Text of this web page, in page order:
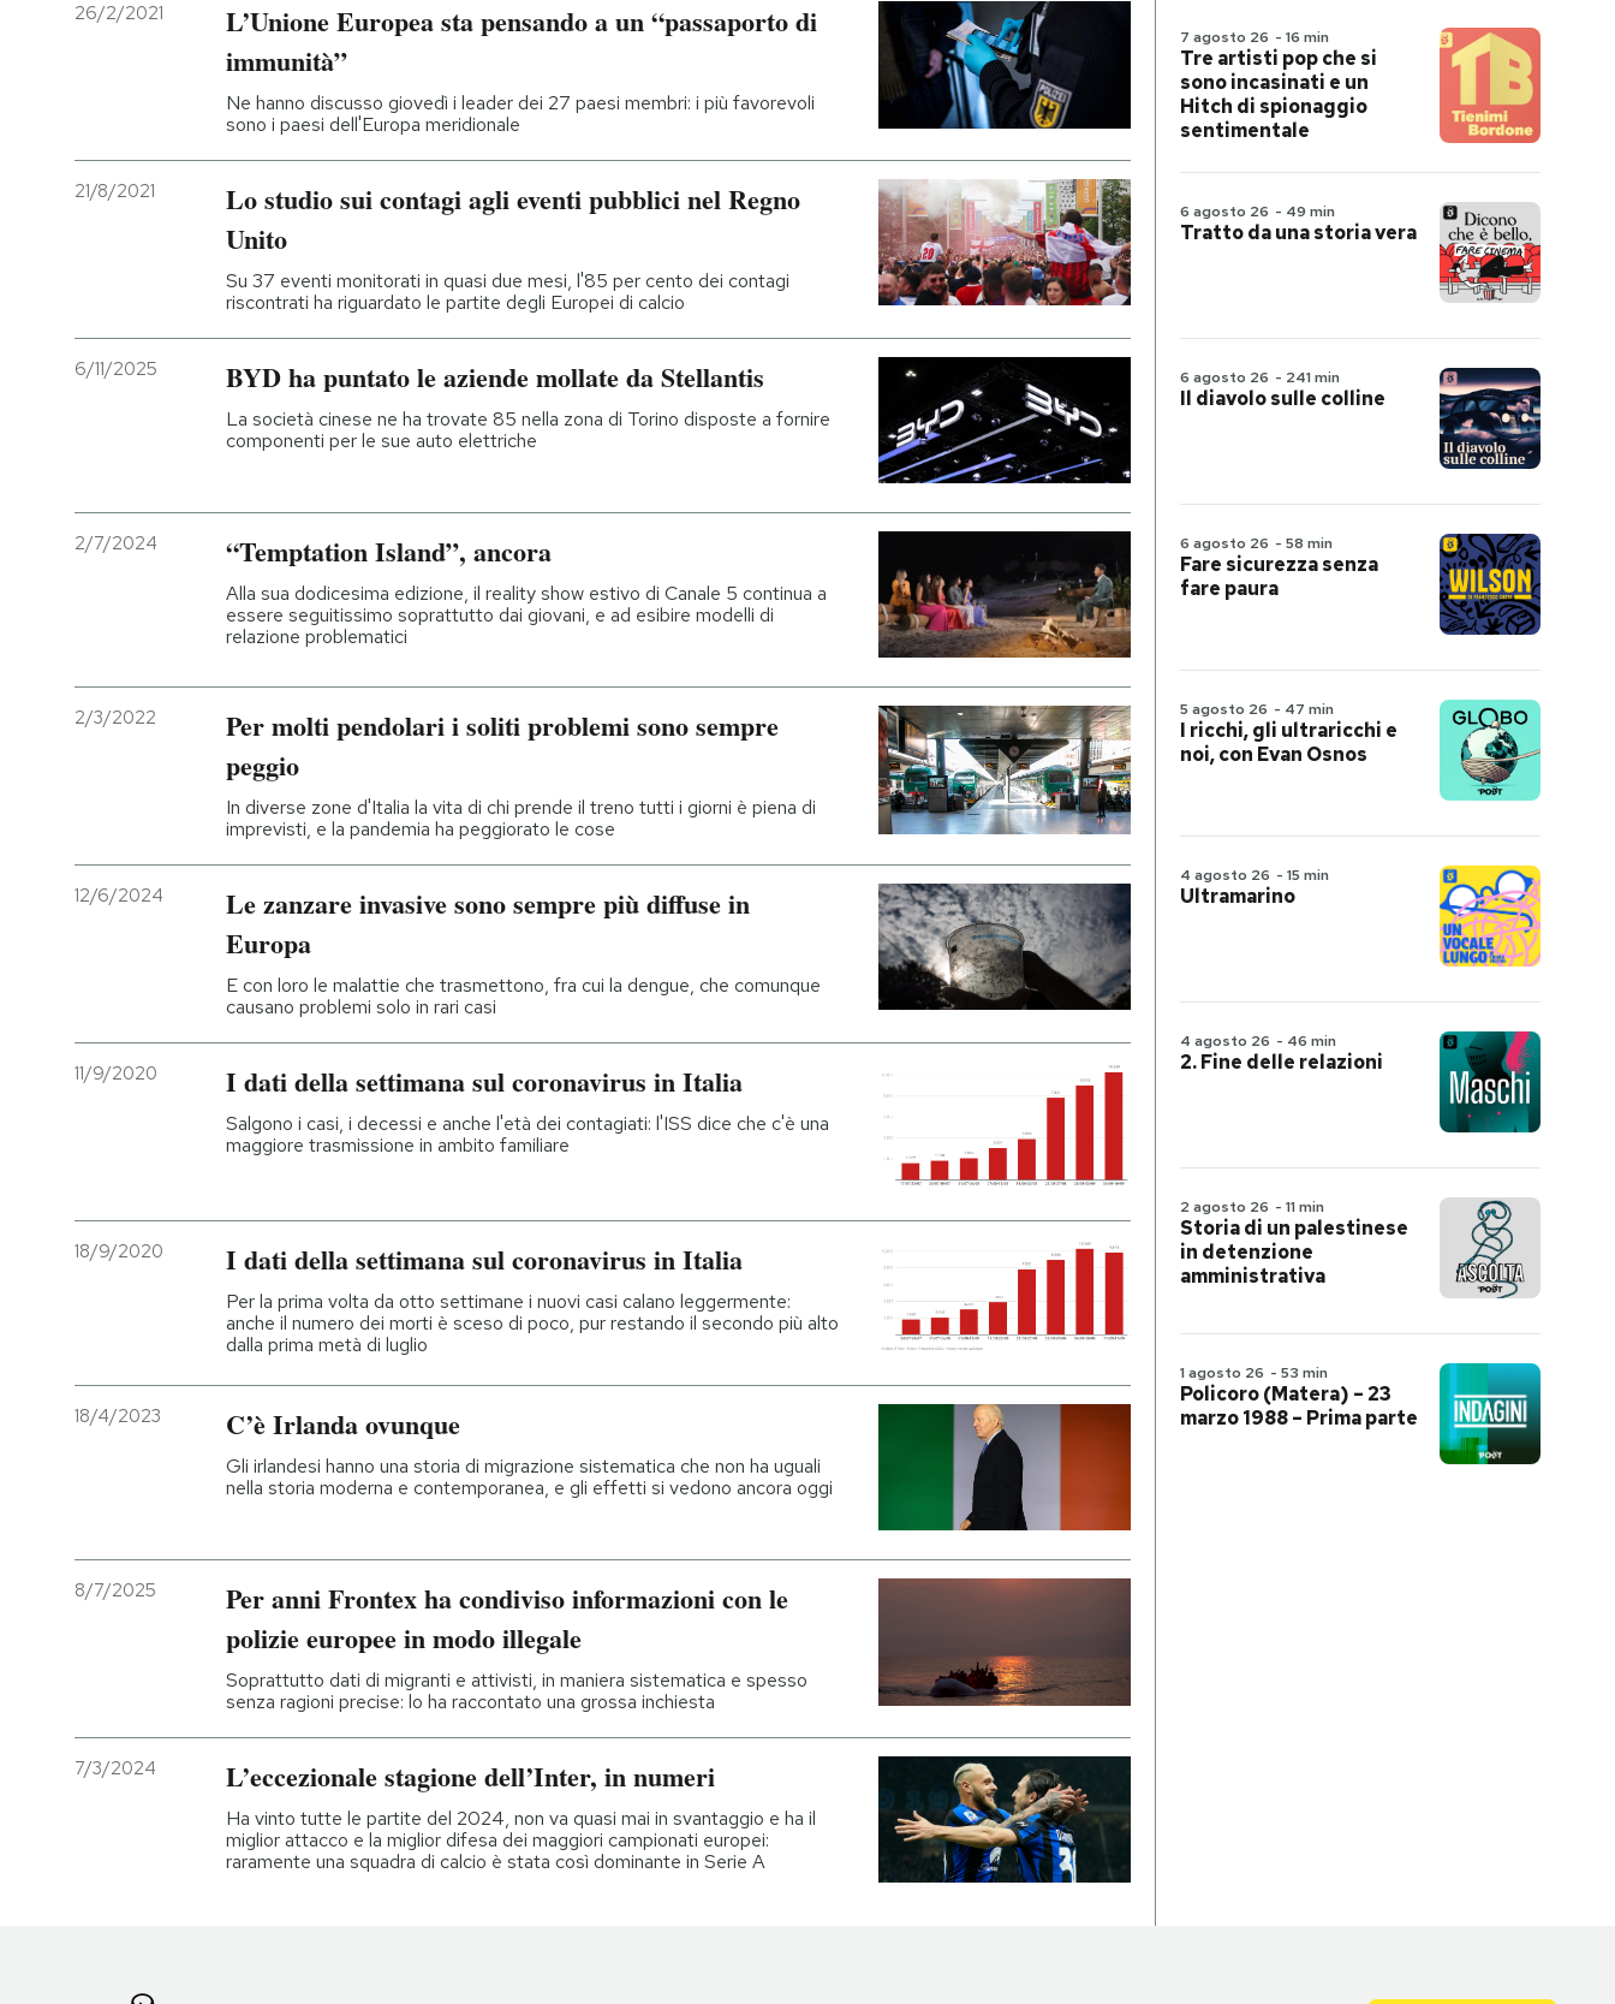
26/2/2021
L’Unione Europea sta pensando a un “passaporto di
immunità”
Ne hanno discusso giovedì i leader dei 27 paesi membri: i più favorevoli
sono i paesi dell'Europa meridionale
21/8/2021
Lo studio sui contagi agli eventi pubblici nel Regno
Unito
Su 37 eventi monitorati in quasi due mesi, l'85 per cento dei contagi
riscontrati ha riguardato le partite degli Europei di calcio
6/11/2025 BYD ha puntato le aziende mollate da Stellantis
La società cinese ne ha trovate 85 nella zona di Torino disposte a fornire
componenti per le sue auto elettriche
2/7/2024 “Temptation Island”, ancora
Alla sua dodicesima edizione, il reality show estivo di Canale 5 continua a
essere seguitissimo soprattutto dai giovani, e ad esibire modelli di
relazione problematici
2/3/2022
Per molti pendolari i soliti problemi sono sempre
peggio
In diverse zone d'Italia la vita di chi prende il treno tutti i giorni è piena di
imprevisti, e la pandemia ha peggiorato le cose
12/6/2024
Le zanzare invasive sono sempre più diffuse in
Europa
E con loro le malattie che trasmettono, fra cui la dengue, che comunque
causano problemi solo in rari casi
11/9/2020 I dati della settimana sul coronavirus in Italia
Salgono i casi, i decessi e anche l'età dei contagiati: l'ISS dice che c'è una
maggiore trasmissione in ambito familiare
18/9/2020 I dati della settimana sul coronavirus in Italia
Per la prima volta da otto settimane i nuovi casi calano leggermente:
anche il numero dei morti è sceso di poco, pur restando il secondo più alto
dalla prima metà di luglio
18/4/2023 C’è Irlanda ovunque
Gli irlandesi hanno una storia di migrazione sistematica che non ha uguali
nella storia moderna e contemporanea, e gli effetti si vedono ancora oggi
8/7/2025
Per anni Frontex ha condiviso informazioni con le
polizie europee in modo illegale
Soprattutto dati di migranti e attivisti, in maniera sistematica e spesso
senza ragioni precise: lo ha raccontato una grossa inchiesta
7/3/2024 L’eccezionale stagione dell’Inter, in numeri
Ha vinto tutte le partite del 2024, non va quasi mai in svantaggio e ha il
miglior attacco e la miglior difesa dei maggiori campionati europei:
raramente una squadra di calcio è stata così dominante in Serie A
7 agosto 26 - 16 min
Tre artisti pop che si
sono incasinati e un
Hitch di spionaggio
sentimentale
6 agosto 26 - 49 min
Tratto da una storia vera
6 agosto 26 - 241 min
Il diavolo sulle colline
6 agosto 26 - 58 min
Fare sicurezza senza
fare paura
5 agosto 26 - 47 min
I ricchi, gli ultraricchi e
noi, con Evan Osnos
4 agosto 26 - 15 min
Ultramarino
4 agosto 26 - 46 min
2. Fine delle relazioni
2 agosto 26 - 11 min
Storia di un palestinese
in detenzione
amministrativa
1 agosto 26 - 53 min
Policoro (Matera) – 23
marzo 1988 – Prima parte